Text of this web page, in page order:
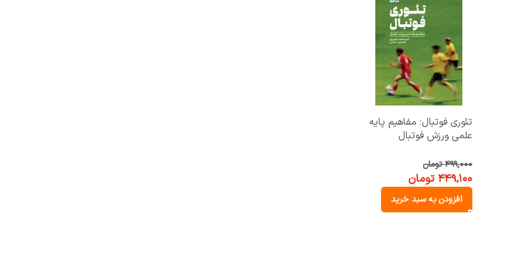
تئوری فوتبال؛ مفاهیم پایه
علمی ورزش فوتبال
۴۹۹,۰۰۰ تومان
۴۴۹,۱۰۰ تومان
افزودن به سبد خرید